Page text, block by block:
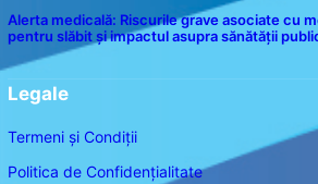
Alerta medicală: Riscurile grave asociate cu
pentru slăbit și impactul asupra sănătății
Legale
Termeni și Condiții
Politica de Confidențialitate